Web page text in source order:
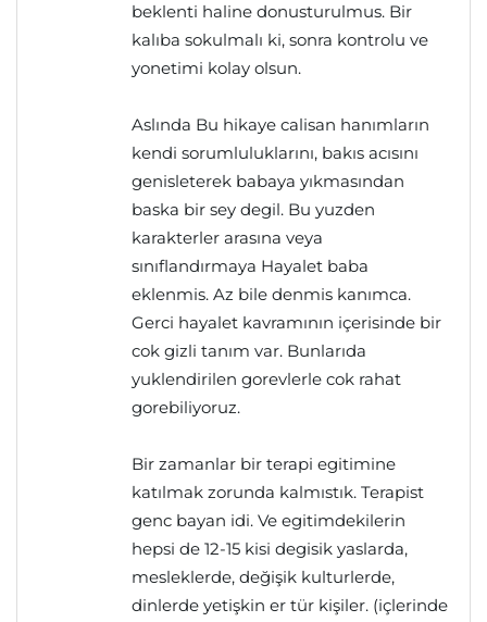
beklenti haline donusturulmus. Bir
kalıba sokulmalı ki, sonra kontrolu ve
yonetimi kolay olsun.
Aslında Bu hikaye calisan hanımların
kendi sorumluluklarını, bakıs acısını
genisleterek babaya yıkmasından
baska bir sey degil. Bu yuzden
karakterler arasına veya
sınıflandırmaya Hayalet baba
eklenmis. Az bile denmis kanımca.
Gerci hayalet kavramının içerisinde bir
cok gizli tanım var. Bunlarıda
yuklendirilen gorevlerle cok rahat
gorebiliyoruz.
Bir zamanlar bir terapi egitimine
katılmak zorunda kalmıstık. Terapist
genc bayan idi. Ve egitimdekilerin
hepsi de 12-15 kisi degisik yaslarda,
mesleklerde, değişik kulturlerde,
dinlerde yetişkin er tür kişiler. (içlerinde